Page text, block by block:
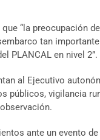
“la preocupación
tan
PLANCAL en nivel 2”.
al Ejecutivo
públicos, vigilancia
ante un evento